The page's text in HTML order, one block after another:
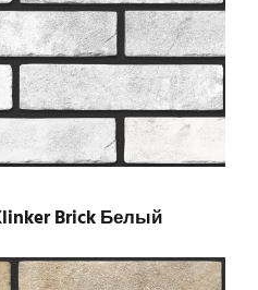
Brick Белый